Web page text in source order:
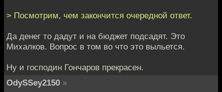
> Посмотрим, чем закончится очередной ответ.
Да денег то дадут и на бюджет подсадят. Это
Михалков. Вопрос в том во что это выльется.
Ну и господин Гончаров прекрасен.
OdySSey2150 »